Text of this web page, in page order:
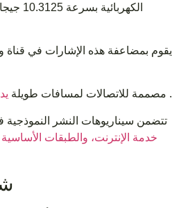
يقوم بمضاعفة هذه الإشارات في
مصممة للاتصالات لمسافات طويلة .
تتضمن سيناريوهات النشر النموذجية
خدمة الإنترنت، والطبقات